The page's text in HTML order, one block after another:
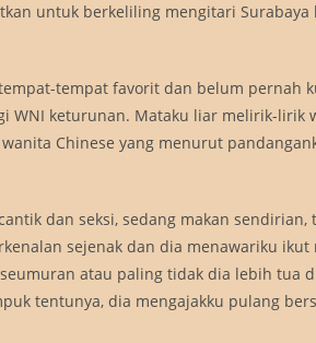
untuk berkeliling mengitari Surabaya
tempat favorit dan belum pernah
WNI keturunan. Mataku liar melirik-lirik
Chinese yang menurut
dan seksi, sedang makan sendirian,
sejenak dan dia menawariku ikut
atau paling tidak dia lebih tua
tentunya, dia mengajakku pulang